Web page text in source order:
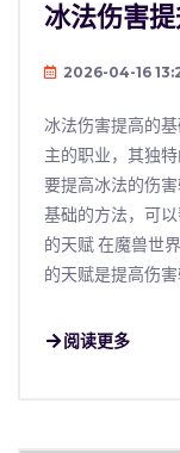
冰法伤害
2026-04-16
冰法伤害提高的
主的职业，其独
要提高冰法的伤
基础的方法，可
的天赋 在魔兽世
的天赋是提高伤
阅读更多